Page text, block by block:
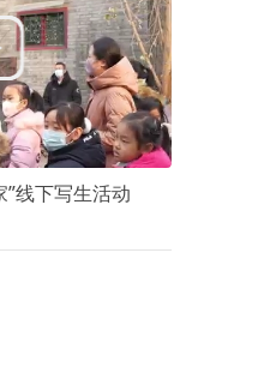
线下写生活动